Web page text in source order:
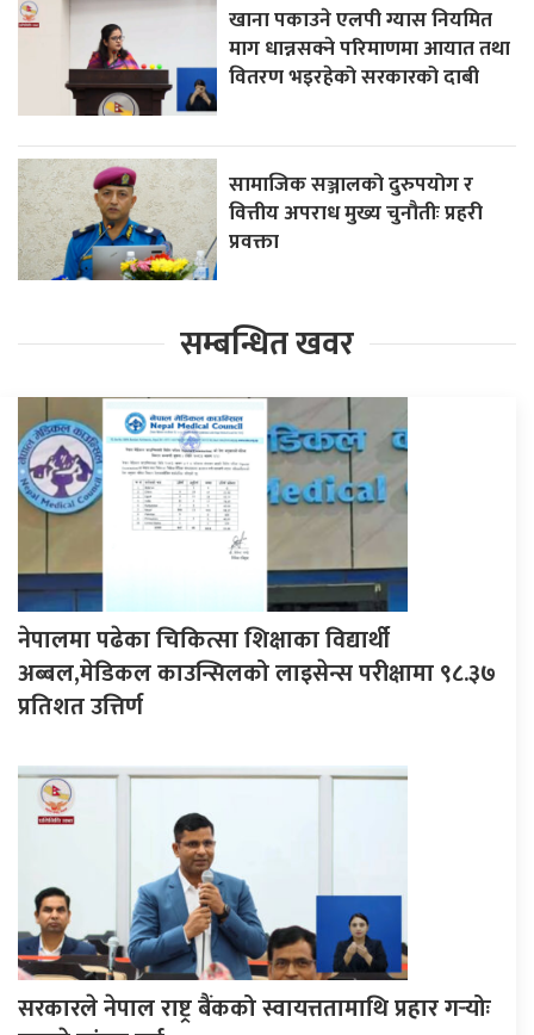
खाना पकाउने एलपी ग्यास नियमित
माग धान्नसक्ने परिमाणमा आयात तथा
वितरण भइरहेको सरकारको दाबी
सामाजिक सञ्जालको दुरुपयोग र
वित्तीय अपराध मुख्य चुनौतीः प्रहरी
प्रवक्ता
सम्बन्धित खवर
नेपालमा पढेका चिकित्सा शिक्षाका विद्यार्थी
अब्बल,मेडिकल काउन्सिलको लाइसेन्स परीक्षामा ९८.३७
प्रतिशत उत्तिर्ण
सरकारले नेपाल राष्ट्र बैंकको स्वायत्ततामाथि प्रहार गर्‍योः